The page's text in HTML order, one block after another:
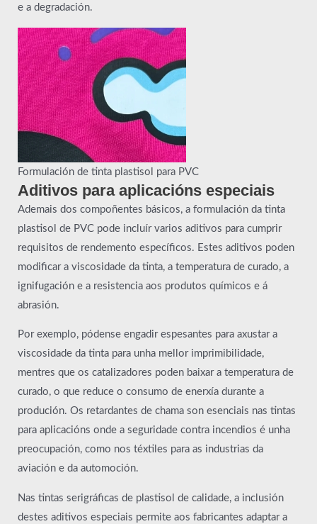
e a degradación.
Formulación de tinta plastisol para PVC
Aditivos para aplicacións especiais
Ademais dos compoñentes básicos, a formulación da tinta
plastisol de PVC pode incluír varios aditivos para cumprir
requisitos de rendemento específicos. Estes aditivos poden
modificar a viscosidade da tinta, a temperatura de curado, a
ignifugación e a resistencia aos produtos químicos e á
abrasión.
Por exemplo, pódense engadir espesantes para axustar a
viscosidade da tinta para unha mellor imprimibilidade,
mentres que os catalizadores poden baixar a temperatura de
curado, o que reduce o consumo de enerxía durante a
produción. Os retardantes de chama son esenciais nas tintas
para aplicacións onde a seguridade contra incendios é unha
preocupación, como nos téxtiles para as industrias da
aviación e da automoción.
Nas tintas serigráficas de plastisol de calidade, a inclusión
destes aditivos especiais permite aos fabricantes adaptar a